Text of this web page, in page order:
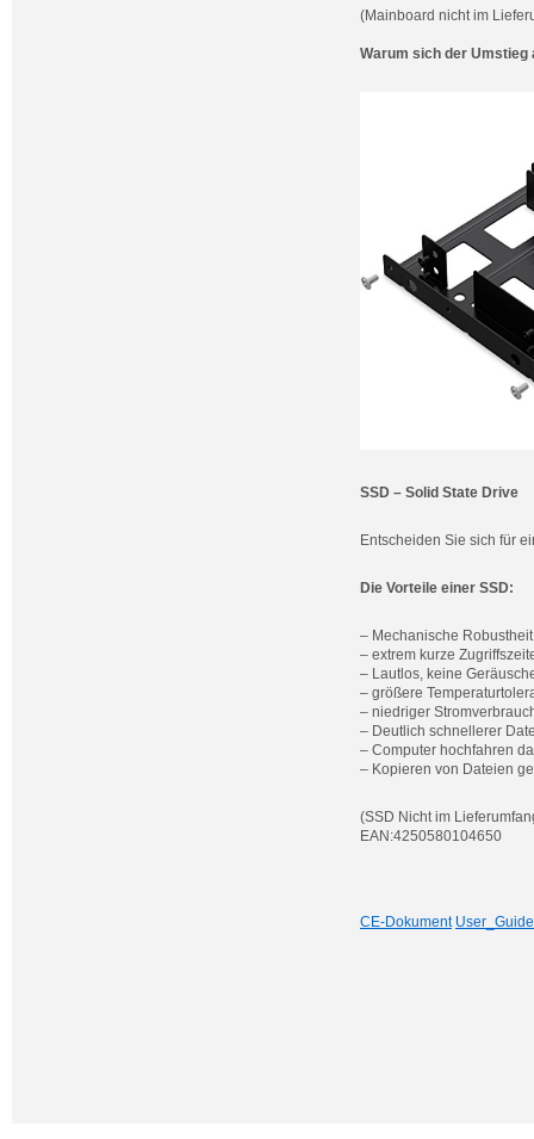
(Mainboard nicht im
Warum sich der Umstieg
SSD – Solid State Drive
Entscheiden Sie sich für
Die Vorteile einer SSD:
– Mechanische
– extrem kurze
– Lautlos, keine
– größere
– niedriger
– Deutlich schnellerer
– Computer hochfahren
– Kopieren von Dateien
(SSD Nicht im
EAN:4250580104650
CE-Dokument User_Guide